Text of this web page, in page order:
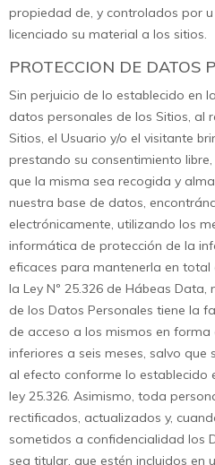
propiedad de, y controlados por
licenciado su material a los sitios.
PROTECCION DE DATOS
Sin perjuicio de lo establecido en
datos personales de los Sitios, al
Sitios, el Usuario y/o el visitante
prestando su consentimiento
que la misma sea recogida y
nuestra base de datos,
electrónicamente, utilizando los
informática de protección de la
eficaces para mantenerla en
la Ley Nº 25.326 de Hábeas
de los Datos Personales tiene la
de acceso a los mismos en
inferiores a seis meses, salvo que
al efecto conforme lo establecido
ley 25.326. Asimismo, toda
rectificados, actualizados y,
sometidos a confidencialidad los
sea titular, que estén incluidos